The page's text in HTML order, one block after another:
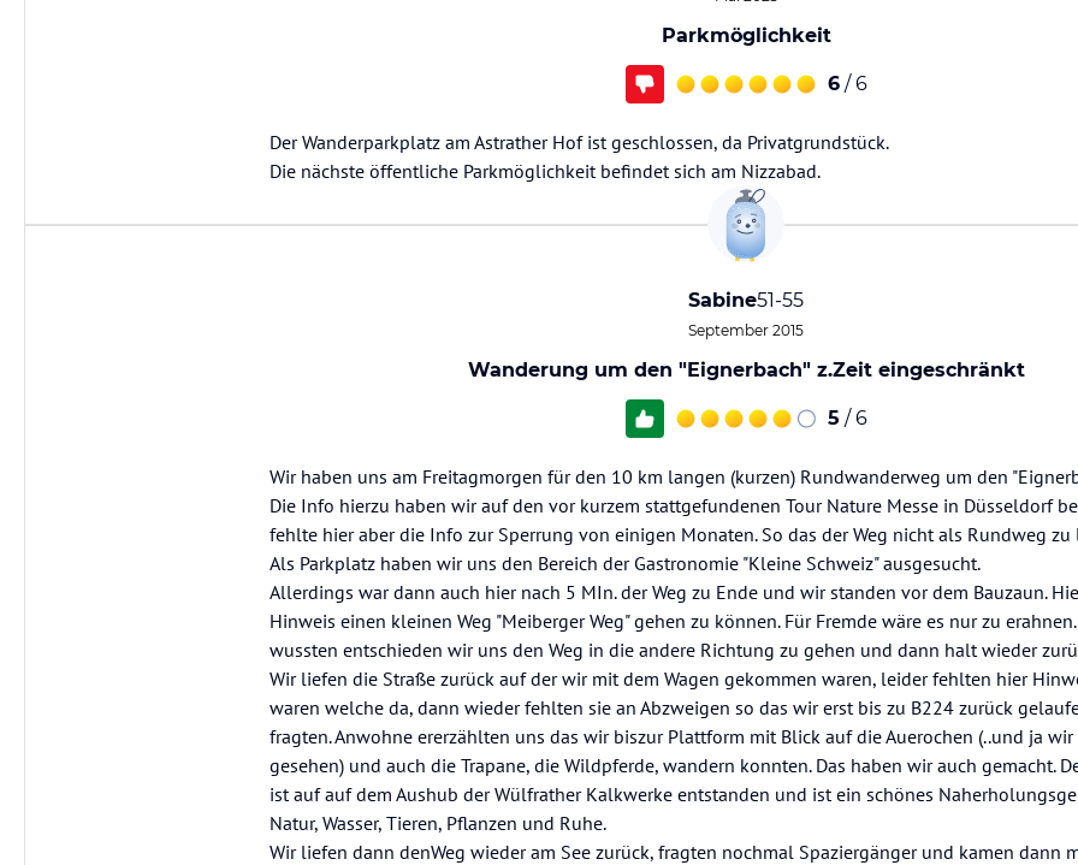
Parkmöglichkeit
6 / 6
Der Wanderparkplatz am Astrather Hof ist geschlossen, da Privatgrundstück.
Die nächste öffentliche Parkmöglichkeit befindet sich am Nizzabad.
Sabine51-55
September 2015
Wanderung um den "Eignerbach" z.Zeit eingeschränkt
5 / 6
Wir haben uns am Freitagmorgen für den 10 km langen (kurzen) Rundwanderweg um den
Die Info hierzu haben wir auf den vor kurzem stattgefundenen Tour Nature Messe in Düsseldorf
fehlte hier aber die Info zur Sperrung von einigen Monaten. So das der Weg nicht als Rundweg zu
Als Parkplatz haben wir uns den Bereich der Gastronomie "Kleine Schweiz" ausgesucht.
Allerdings war dann auch hier nach 5 MIn. der Weg zu Ende und wir standen vor dem Bauzaun.
Hinweis einen kleinen Weg "Meiberger Weg" gehen zu können. Für Fremde wäre es nur zu
wussten entschieden wir uns den Weg in die andere Richtung zu gehen und dann halt wieder
Wir liefen die Straße zurück auf der wir mit dem Wagen gekommen waren, leider fehlten hier
waren welche da, dann wieder fehlten sie an Abzweigen so das wir erst bis zu B224 zurück
fragten. Anwohne ererzählten uns das wir biszur Plattform mit Blick auf die Auerochen (..und ja
gesehen) und auch die Trapane, die Wildpferde, wandern konnten. Das haben wir auch gemacht.
ist auf auf dem Aushub der Wülfrather Kalkwerke entstanden und ist ein schönes
Natur, Wasser, Tieren, Pflanzen und Ruhe.
Wir liefen dann denWeg wieder am See zurück, fragten nochmal Spaziergänger und kamen dann